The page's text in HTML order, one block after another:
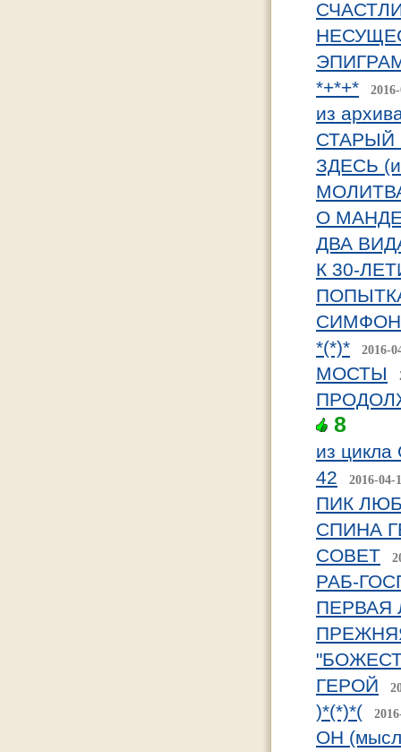
*+*+*
из
СТАРЫЙ
ЗДЕСЬ
О
ДВА
К 30-
*(*)*
2016-
МОСТЫ
8
из
42
2016-04-
ПИК
СПИНА
СОВЕТ
РАБ-
ПЕРВАЯ
ГЕРОЙ
)*(*)*(
ОН